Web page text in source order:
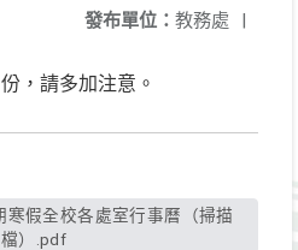
發布單位： 教務處 |
，請多加注意。
檔）.pdf